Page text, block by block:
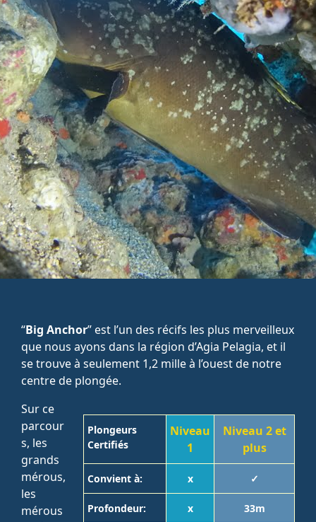
“Big Anchor” est l’un des récifs les plus merveilleux
que nous ayons dans la région d’Agia Pelagia, et il
se trouve à seulement 1,2 mille à l’ouest de notre
centre de plongée.
Plongeurs
Certifiés
Niveau
1
Niveau 2 et
plus
Convient à: x ✓
Profondeur: x 33m
Sur ce
parcour
s, les
grands
mérous,
les
mérous